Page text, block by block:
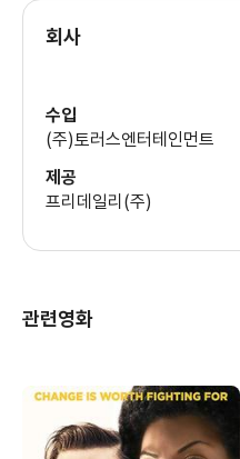
회사
수입
(주)토러스엔터테인먼트
제공
프리데일리(주)
관련영화